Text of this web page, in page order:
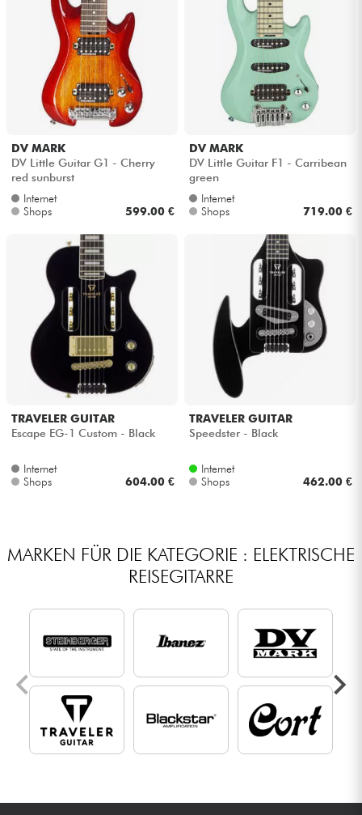
DV MARK
DV Little Guitar G1 - Cherry
red sunburst
Internet
Shops
599.00 €
DV MARK
DV Little Guitar F1 - Carribean
green
Internet
Shops
719.00 €
TRAVELER GUITAR
Escape EG-1 Custom - Black
Internet
Shops
604.00 €
TRAVELER GUITAR
Speedster - Black
Internet
Shops
462.00 €
MARKEN FÜR DIE KATEGORIE : ELEKTRISCHE
REISEGITARRE